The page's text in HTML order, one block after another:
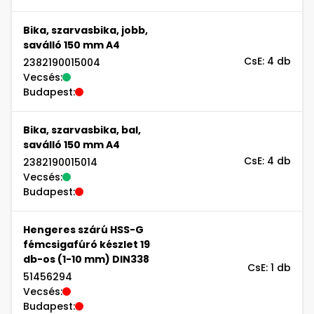
Bika, szarvasbika, jobb,
saválló 150 mm A4
2382190015004
Vecsés:
Budapest:
CsE: 4 db
Bika, szarvasbika, bal,
saválló 150 mm A4
2382190015014
Vecsés:
Budapest:
CsE: 4 db
Hengeres szárú HSS-G
fémcsigafúró készlet 19
db-os (1-10 mm) DIN338
51456294
Vecsés:
Budapest:
CsE: 1 db